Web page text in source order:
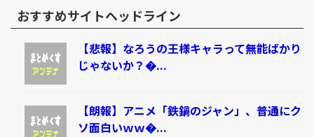
おすすめサイトヘッドライン
【悲報】なろうの王様キャラって無能ばかり
じゃないか？�...
【朗報】アニメ「鉄鍋のジャン」、普通にク
ソ面白いｗｗ�...